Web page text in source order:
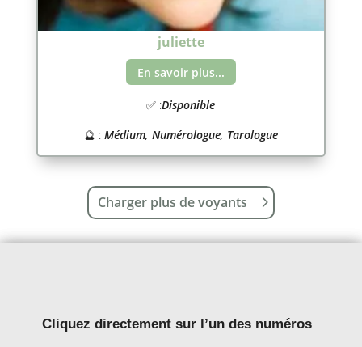
juliette
En savoir plus...
✅ :Disponible
🔮 : Médium, Numérologue, Tarologue
Charger plus de voyants
Cliquez directement sur l’un des numéros